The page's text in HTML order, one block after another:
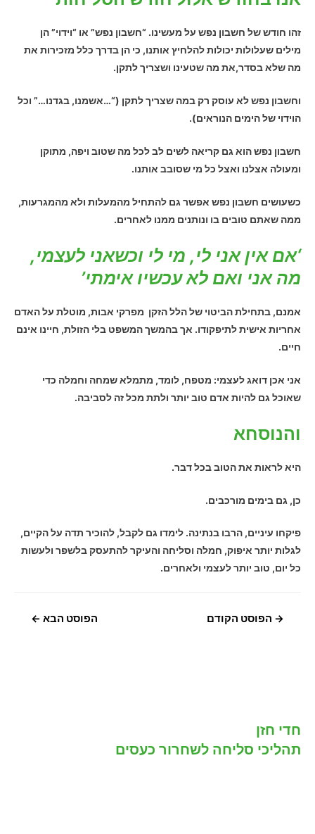
חדי חזן
תהליכי סליחה לשחרור כעסים
זהו חודש של חשבון נפש על מעשינו. “חשבון נפש” או “וידוי” הן
מילים שעלולות יכולות להלחיץ אותנו, כי הן בדרך כלל מזכירות את
מה שלא בסדר,את מה שטעינו ושצריך לתקן.
וחשבון נפש לא עוסק רק במה שצריך לתקן (“…אשמנו, בגדנו…” וכל
הוידוי של הימים הנוראים).
חשבון נפש הוא גם קריאה לשים לב לכל מה שטוב ויפה, מתוקן
ומעולה אצלנו ואצל כל מי שסובב אותנו.
כשעושים חשבון נפש אפשר גם להתחיל מהמעלות ולא מהמגרעות,
ממה שאתם טובים בו ונותנים ממנו לאחרים.
‘אם אין אני לי, מי לי וכשאני לעצמי,
מה אני ואם לא עכשיו אימתי’
אמנם, בתחילת הביטוי שלהלל הזקן מפרקי אבות, מוטלת על האדם
אחריות אישית לתיפקודו. אך בהמשך המשפט בלי הזולת, חיינו אינם
חיים.
אני אכן דואג לעצמי: מטפח, לומד, מתמלא שמחה וחמלה כדי
שאוכל גם להיות אדם טוב יותר ולתת מכל זה לסביבה.
והנוסחא
היא לראות את הטוב בכל דבר.
כן, גם בימים מורכבים.
פיקחו עיניים, הרבו בנתינה. לימדו גם לקבל, להוכיר תדה על הקיים,
לגלות יותר איפוק, חמלה וסליחה והעיקר להתעסק בלשפר ולעשות
כל יום, טוב יותר לעצמי ולאחרים.
→ הפוסט הקודם הפוסט הבא ←